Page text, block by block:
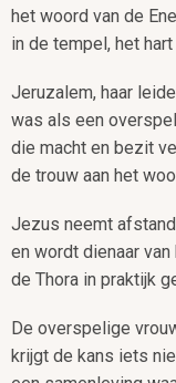
het woord van de
in de tempel, het
Jeruzalem, haar
was als een
die macht en bezit
de trouw aan het
Jezus neemt
en wordt dienaar van
de Thora in praktijk
De overspelige
krijgt de kans iets